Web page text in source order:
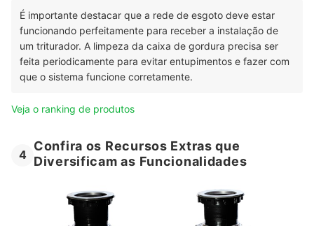
se aprimorou em diversos cursos que vão desde design e gerenciamento
até elétrica e hidráulica. Terminou sua segunda pós-graduação em design
de interiores e hoje atua trazendo técnica e criatividade para seus projetos
da área a fazerem obras e projetos sem dor de cabeça, seja através de
suas consultorias online ou dos serviços de compatibilização e análise de
projetos e obras. Conheça mais sobre o Felipe Castro no Instagram,
Facebook, YouTube e em seu site.
É importante destacar que a rede de esgoto deve estar
funcionando perfeitamente para receber a instalação de
um triturador. A limpeza da caixa de gordura precisa ser
feita periodicamente para evitar entupimentos e fazer com
que o sistema funcione corretamente.
Veja o ranking de produtos
4
Confira os Recursos Extras que
Diversificam as Funcionalidades